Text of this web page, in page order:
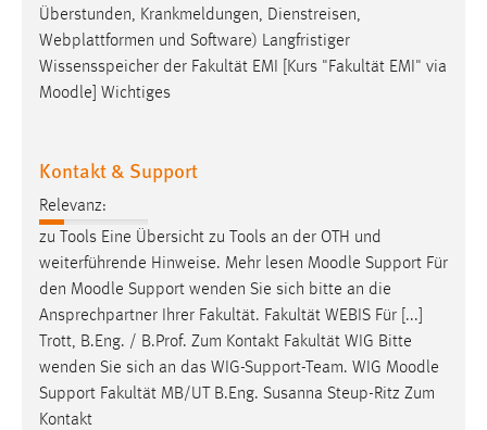
Überstunden, Krankmeldungen, Dienstreisen,
Webplattformen und Software) Langfristiger
Wissensspeicher der Fakultät EMI [Kurs "Fakultät EMI" via
Moodle ] Wichtiges
Kontakt & Support
Relevanz:
zu Tools Eine Übersicht zu Tools an der OTH und
weiterführende Hinweise. Mehr lesen Moodle Support Für
den Moodle Support wenden Sie sich bitte an die
Ansprechpartner Ihrer Fakultät. Fakultät WEBIS Für [...]
Trott, B.Eng. / B.Prof. Zum Kontakt Fakultät WIG Bitte
wenden Sie sich an das WIG-Support-Team. WIG Moodle
Support Fakultät MB/UT B.Eng. Susanna Steup-Ritz Zum
Kontakt